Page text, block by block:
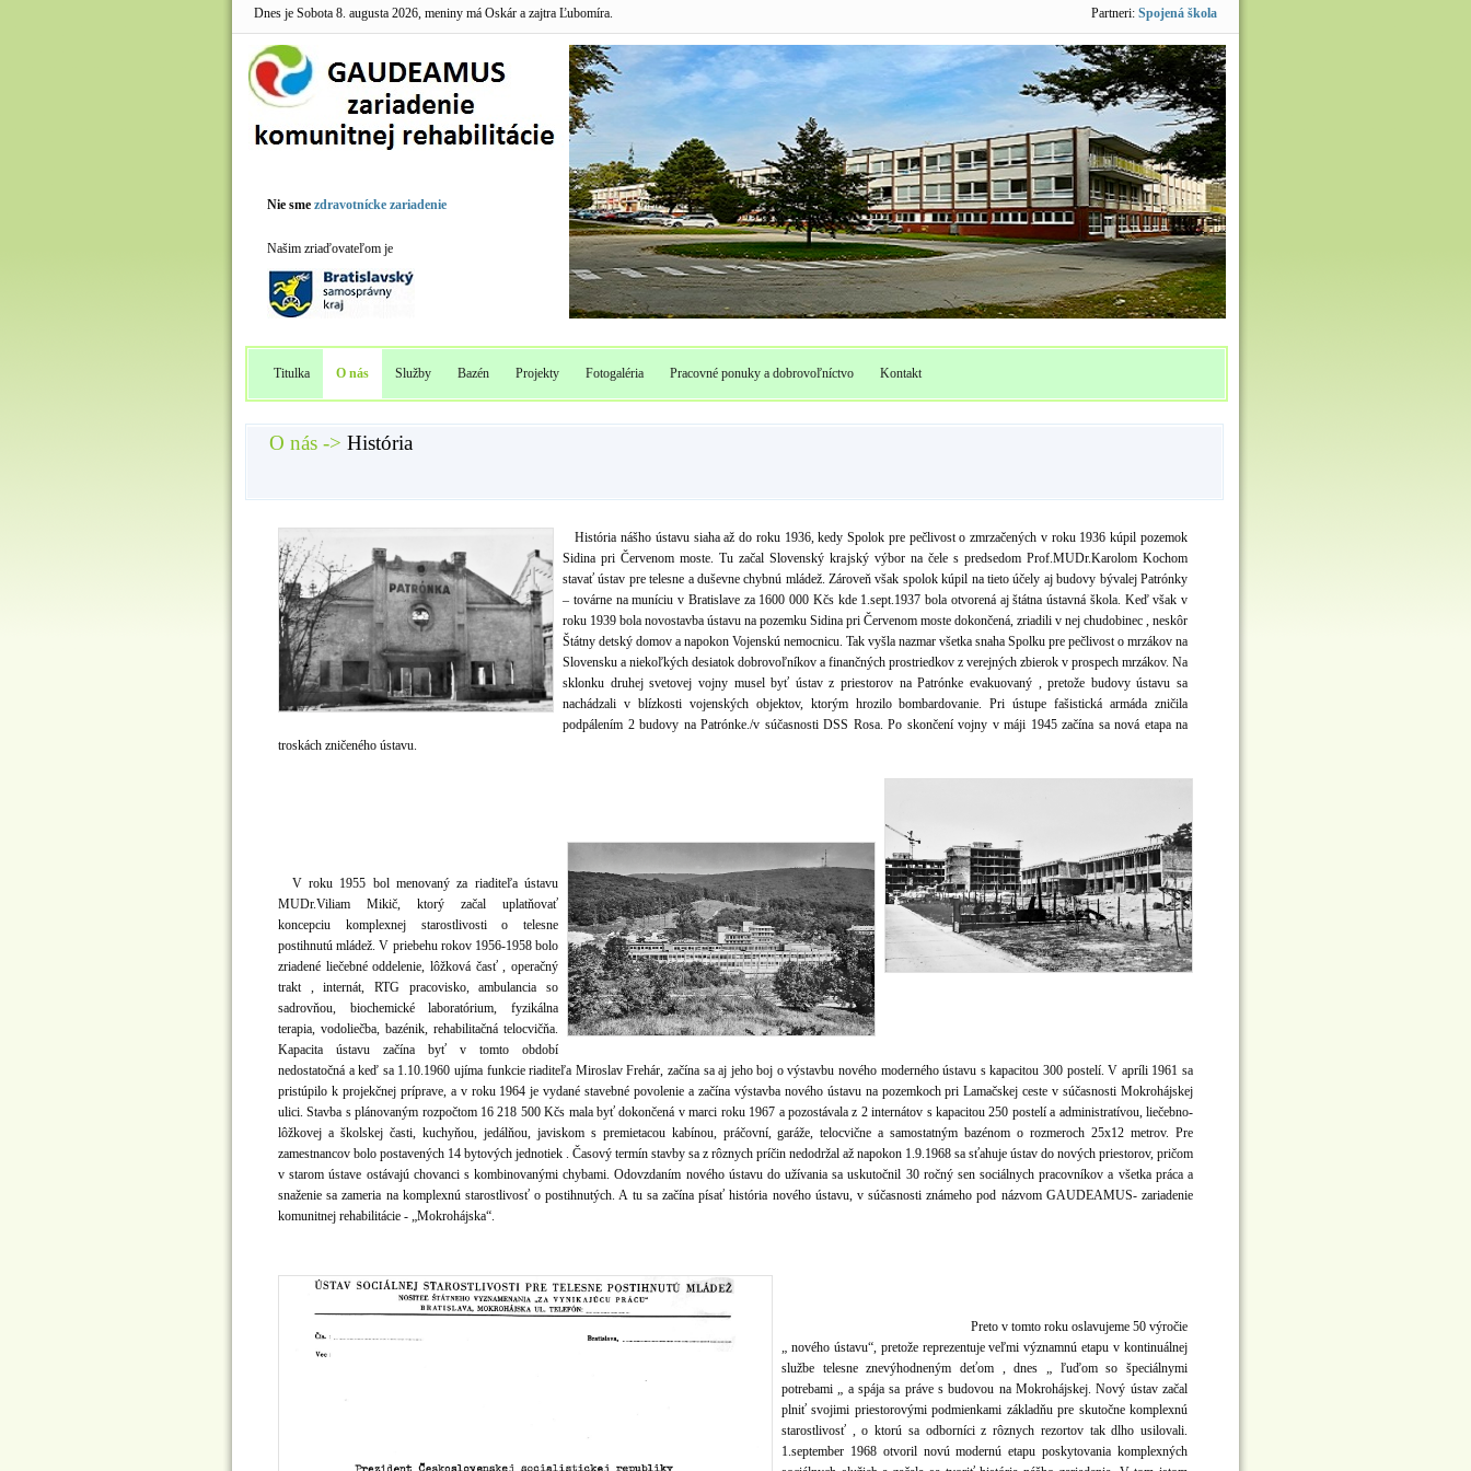
Dnes je Sobota 8. augusta 2026, meniny má Oskár a zajtra Ľubomíra. Partneri: Spojená škola
Nie sme zdravotnícke zariadenie
Našim zriaďovateľom je
Titulka O nás Služby Bazén Projekty Fotogaléria Pracovné ponuky a dobrovoľníctvo Kontakt
O nás -> História
História nášho ústavu siaha až do roku 1936, kedy Spolok pre pečlivost o zmrzačených v roku 1936 kúpil pozemok
Sidina pri Červenom moste. Tu začal Slovenský krajský výbor na čele s predsedom Prof.MUDr.Karolom Kochom
stavať ústav pre telesne a duševne chybnú mládež. Zároveň však spolok kúpil na tieto účely aj budovy bývalej Patrónky
– továrne na muníciu v Bratislave za 1600 000 Kčs kde 1.sept.1937 bola otvorená aj štátna ústavná škola. Keď však v
roku 1939 bola novostavba ústavu na pozemku Sidina pri Červenom moste dokončená, zriadili v nej chudobinec , neskôr
Štátny detský domov a napokon Vojenskú nemocnicu. Tak vyšla nazmar všetka snaha Spolku pre pečlivost o mrzákov na
Slovensku a niekoľkých desiatok dobrovoľníkov a finančných prostriedkov z verejných zbierok v prospech mrzákov. Na
sklonku druhej svetovej vojny musel byť ústav z priestorov na Patrónke evakuovaný , pretože budovy ústavu sa
nachádzali v blízkosti vojenských objektov, ktorým hrozilo bombardovanie. Pri ústupe fašistická armáda zničila
podpálením 2 budovy na Patrónke./v súčasnosti DSS Rosa. Po skončení vojny v máji 1945 začína sa nová etapa na
troskách zničeného ústavu.
V roku 1955 bol menovaný za riaditeľa ústavu
MUDr.Viliam Mikič, ktorý začal uplatňovať
koncepciu komplexnej starostlivosti o telesne
postihnutú mládež. V priebehu rokov 1956-1958 bolo
zriadené liečebné oddelenie, lôžková časť , operačný
trakt , internát, RTG pracovisko, ambulancia so
sadrovňou, biochemické laboratórium, fyzikálna
terapia, vodoliečba, bazénik, rehabilitačná telocvičňa.
Kapacita ústavu začína byť v tomto období
nedostatočná a keď sa 1.10.1960 ujíma funkcie riaditeľa Miroslav Frehár, začína sa aj jeho boj o výstavbu nového moderného ústavu s kapacitou 300 postelí. V apríli 1961 sa
pristúpilo k projekčnej príprave, a v roku 1964 je vydané stavebné povolenie a začína výstavba nového ústavu na pozemkoch pri Lamačskej ceste v súčasnosti Mokrohájskej
ulici. Stavba s plánovaným rozpočtom 16 218 500 Kčs mala byť dokončená v marci roku 1967 a pozostávala z 2 internátov s kapacitou 250 postelí a administratívou, liečebno-
lôžkovej a školskej časti, kuchyňou, jedálňou, javiskom s premietacou kabínou, práčovní, garáže, telocvične a samostatným bazénom o rozmeroch 25x12 metrov. Pre
zamestnancov bolo postavených 14 bytových jednotiek . Časový termín stavby sa z rôznych príčin nedodržal až napokon 1.9.1968 sa sťahuje ústav do nových priestorov, pričom
v starom ústave ostávajú chovanci s kombinovanými chybami. Odovzdaním nového ústavu do užívania sa uskutočnil 30 ročný sen sociálnych pracovníkov a všetka práca a
snaženie sa zameria na komplexnú starostlivosť o postihnutých. A tu sa začína písať história nového ústavu, v súčasnosti známeho pod názvom GAUDEAMUS- zariadenie
komunitnej rehabilitácie - „Mokrohájska“.
Preto v tomto roku oslavujeme 50 výročie
„ nového ústavu“, pretože reprezentuje veľmi významnú etapu v kontinuálnej
službe telesne znevýhodneným deťom , dnes „ ľuďom so špeciálnymi
potrebami „ a spája sa práve s budovou na Mokrohájskej. Nový ústav začal
plniť svojimi priestorovými podmienkami základňu pre skutočne komplexnú
starostlivosť , o ktorú sa odborníci z rôznych rezortov tak dlho usilovali.
1.september 1968 otvoril novú modernú etapu poskytovania komplexných